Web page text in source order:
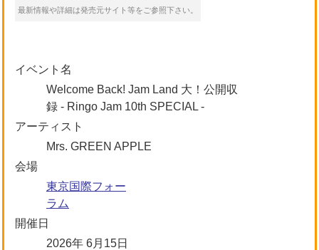
最新情報や詳細は発売元サイト等をご参照下さい。
イベント名
Welcome Back! Jam Land 大！公開収
録 - Ringo Jam 10th SPECIAL -
アーティスト
Mrs. GREEN APPLE
会場
東京国際フォー
ラム
開催日
2026年 6月15日